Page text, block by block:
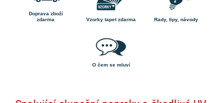
Doprava zboží
zdarma
Vzorky tapet zdarma Rady, tipy, návody
O čem se mluví